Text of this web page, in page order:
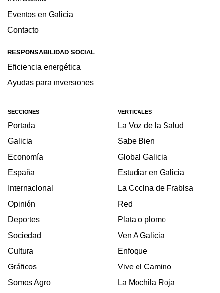
Eventos en Galicia
Contacto
RESPONSABILIDAD SOCIAL
Eficiencia energética
Ayudas para inversiones
SECCIONES
Portada
Galicia
Economía
España
Internacional
Opinión
Deportes
Sociedad
Cultura
Gráficos
Somos Agro
VERTICALES
La Voz de la Salud
Sabe Bien
Global Galicia
Estudiar en Galicia
La Cocina de Frabisa
Red
Plata o plomo
Ven A Galicia
Enfoque
Vive el Camino
La Mochila Roja